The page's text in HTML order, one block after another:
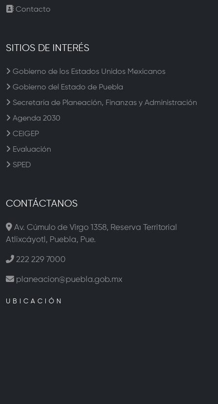
Contacto
SITIOS DE INTERÉS
Gobierno de los Estados Unidos Mexicanos
Gobierno del Estado de Puebla
Secretaría de Planeación, Finanzas y Administración
Agenda 2030
CEIGEP
Evaluación
SPED
CONTÁCTANOS
Av. Cúmulo de Virgo 1358, Reserva Territorial
Atlixcáyotl, Puebla, Pue.
222 229 7000
planeacion@puebla.gob.mx
UBICACIÓN